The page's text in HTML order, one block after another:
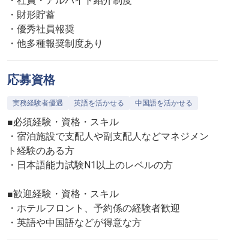
・財形貯蓄
・優秀社員報奨
・他多種報奨制度あり
応募資格
実務経験者優遇 英語を活かせる 中国語を活かせる
■必須経験・資格・スキル
・宿泊施設で支配人や副支配人などマネジメン
ト経験のある方
・日本語能力試験N1以上のレベルの方
■歓迎経験・資格・スキル
・ホテルフロント、予約係の経験者歓迎
・英語や中国語などが得意な方